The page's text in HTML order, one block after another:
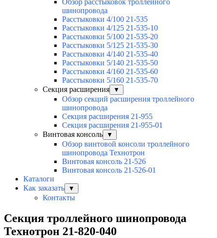
Обзор расстыковок троллейного
шинопровода
Расстыковки 4/100 21-535
Расстыковки 4/125 21-535-10
Расстыковки 5/100 21-535-20
Расстыковки 5/125 21-535-30
Расстыковки 4/140 21-535-40
Расстыковки 5/140 21-535-50
Расстыковки 4/160 21-535-60
Расстыковки 5/160 21-535-70
Секция расширения
▼
Обзор секций расширения троллейного
шинопровода
Секция расширения 21-955
Секция расширения 21-955-01
Винтовая консоль
▼
Обзор винтовой консоли троллейного
шинопровода Технотрон
Винтовая консоль 21-526
Винтовая консоль 21-526-01
Каталоги
Как заказать
▼
Контакты
Секция троллейного шинопровода
Технотрон 21-820-040